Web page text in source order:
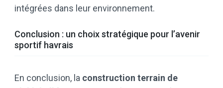
intégrées dans leur environnement.
Conclusion : un choix stratégique pour l’avenir
sportif havrais
En conclusion, la construction terrain de